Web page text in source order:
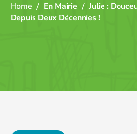
Home En Mairie
Julie :
Depuis Deux Décennies !